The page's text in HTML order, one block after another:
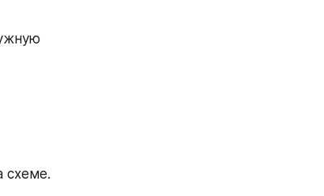
схеме.